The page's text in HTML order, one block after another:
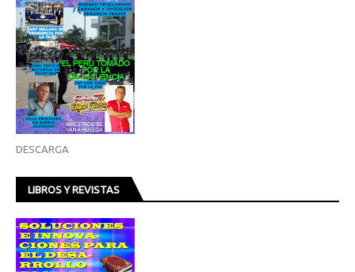
DESCARGA
LIBROS Y REVISTAS